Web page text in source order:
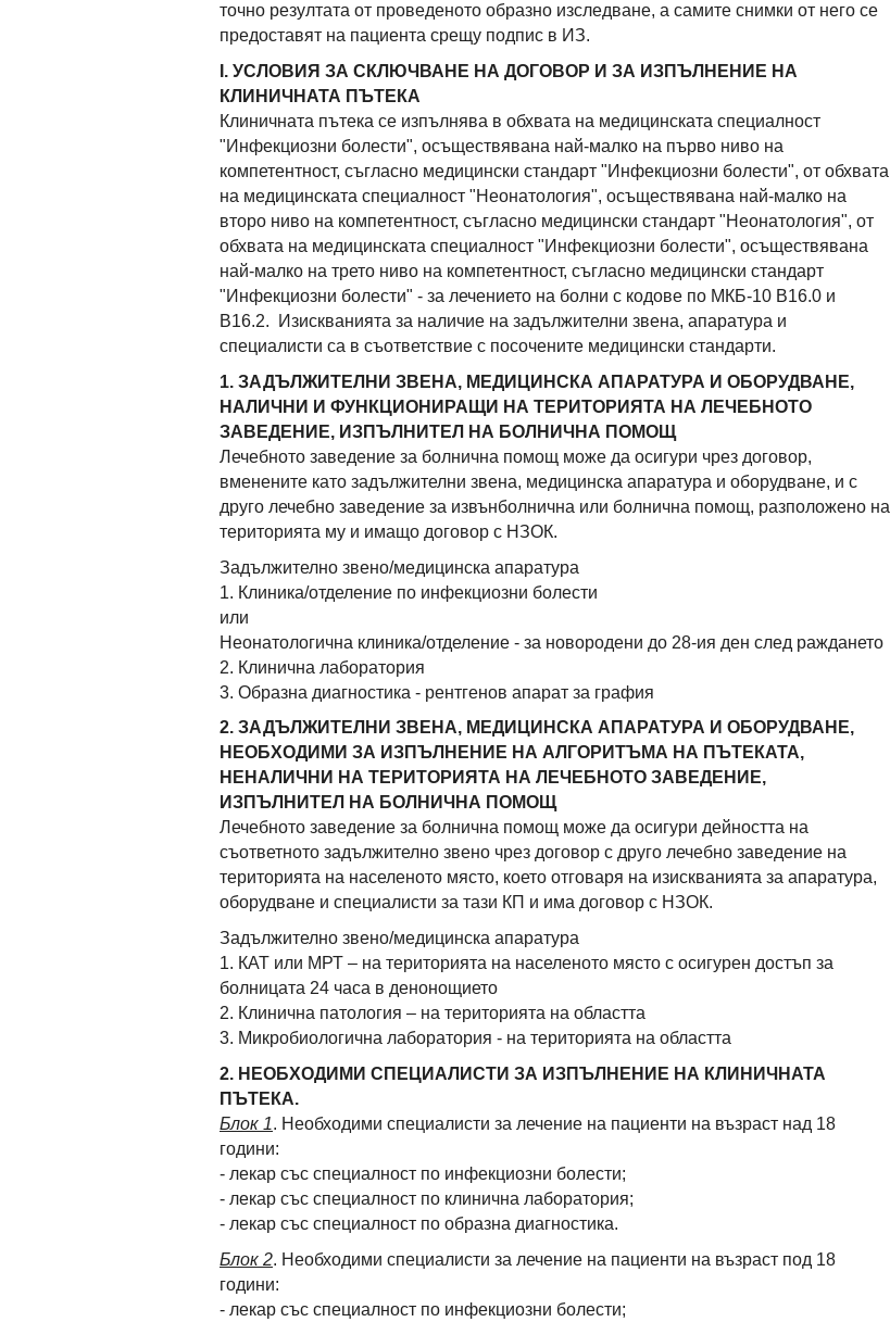
точно резултата от проведеното образно изследване, а самите снимки от него се
предоставят на пациента срещу подпис в ИЗ.
І. УСЛОВИЯ ЗА СКЛЮЧВАНЕ НА ДОГОВОР И ЗА ИЗПЪЛНЕНИЕ НА
КЛИНИЧНАТА ПЪТЕКА
Клиничната пътека се изпълнява в обхвата на медицинската специалност
"Инфекциозни болести", осъществявана най-малко на първо ниво на
компетентност, съгласно медицински стандарт "Инфекциозни болести", от обхвата
на медицинската специалност "Неонатология", осъществявана най-малко на
второ ниво на компетентност, съгласно медицински стандарт "Неонатология", от
обхвата на медицинската специалност "Инфекциозни болести", осъществявана
най-малко на трето ниво на компетентност, съгласно медицински стандарт
"Инфекциозни болести" - за лечението на болни с кодове по МКБ-10 В16.0 и
В16.2. Изискванията за наличие на задължителни звена, апаратура и
специалисти са в съответствие с посочените медицински стандарти.
1. ЗАДЪЛЖИТЕЛНИ ЗВЕНА, МЕДИЦИНСКА АПАРАТУРА И ОБОРУДВАНЕ,
НАЛИЧНИ И ФУНКЦИОНИРАЩИ НА ТЕРИТОРИЯТА НА ЛЕЧЕБНОТО
ЗАВЕДЕНИЕ, ИЗПЪЛНИТЕЛ НА БОЛНИЧНА ПОМОЩ
Лечебното заведение за болнична помощ може да осигури чрез договор,
вменените като задължителни звена, медицинска апаратура и оборудване, и с
друго лечебно заведение за извънболнична или болнична помощ, разположено на
територията му и имащо договор с НЗОК.
Задължително звено/медицинска апаратура
1. Клиника/отделение по инфекциозни болести
или
Неонатологична клиника/отделение - за новородени до 28-ия ден след раждането
2. Клинична лаборатория
3. Образна диагностика - рентгенов апарат за графия
2. ЗАДЪЛЖИТЕЛНИ ЗВЕНА, МЕДИЦИНСКА АПАРАТУРА И ОБОРУДВАНЕ,
НЕОБХОДИМИ ЗА ИЗПЪЛНЕНИЕ НА АЛГОРИТЪМА НА ПЪТЕКАТА,
НЕНАЛИЧНИ НА ТЕРИТОРИЯТА НА ЛЕЧЕБНОТО ЗАВЕДЕНИЕ,
ИЗПЪЛНИТЕЛ НА БОЛНИЧНА ПОМОЩ
Лечебното заведение за болнична помощ може да осигури дейността на
съответното задължително звено чрез договор с друго лечебно заведение на
територията на населеното място, което отговаря на изискванията за апаратура,
оборудване и специалисти за тази КП и има договор с НЗОК.
Задължително звено/медицинска апаратура
1. КАТ или МРТ – на територията на населеното място с осигурен достъп за
болницата 24 часа в денонощието
2. Клинична патология – на територията на областта
3. Микробиологична лаборатория - на територията на областта
2. НЕОБХОДИМИ СПЕЦИАЛИСТИ ЗА ИЗПЪЛНЕНИЕ НА КЛИНИЧНАТА
ПЪТЕКА.
Блок 1. Необходими специалисти за лечение на пациенти на възраст над 18
години:
- лекар със специалност по инфекциозни болести;
- лекар със специалност по клинична лаборатория;
- лекар със специалност по образна диагностика.
Блок 2. Необходими специалисти за лечение на пациенти на възраст под 18
години:
- лекар със специалност по инфекциозни болести;